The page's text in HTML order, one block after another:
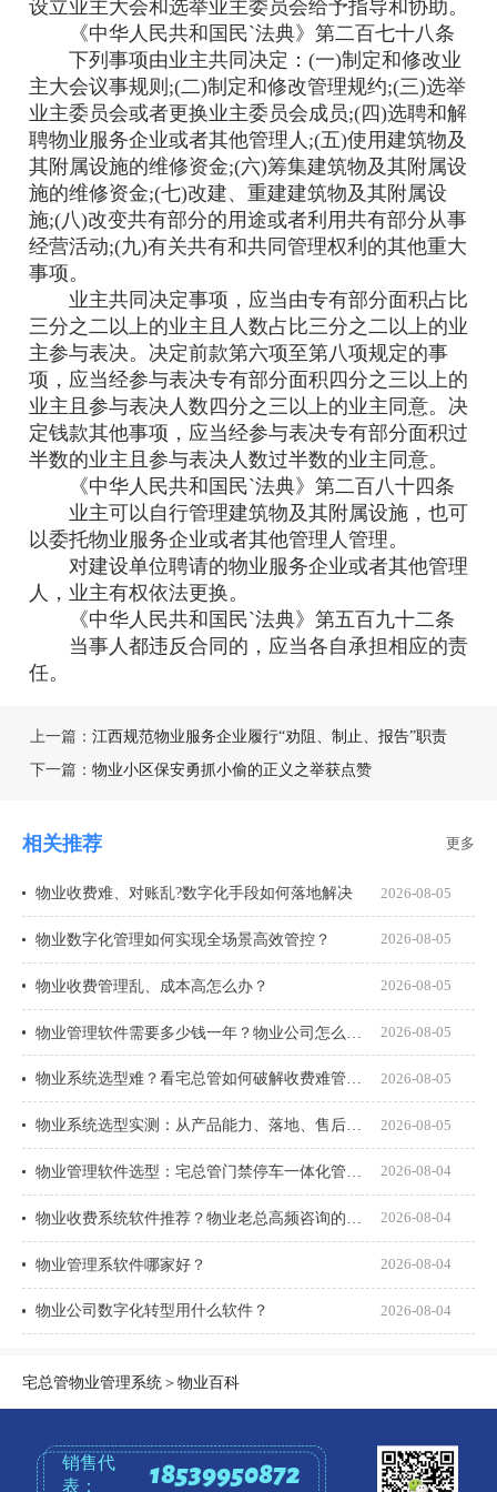
设立业主大会和选举业主委员会给予指导和协助。
《中华人民共和国民`法典》第二百七十八条
下列事项由业主共同决定：(一)制定和修改业
主大会议事规则;(二)制定和修改管理规约;(三)选举
业主委员会或者更换业主委员会成员;(四)选聘和解
聘物业服务企业或者其他管理人;(五)使用建筑物及
其附属设施的维修资金;(六)筹集建筑物及其附属设
施的维修资金;(七)改建、重建建筑物及其附属设
施;(八)改变共有部分的用途或者利用共有部分从事
经营活动;(九)有关共有和共同管理权利的其他重大
事项。
业主共同决定事项，应当由专有部分面积占比
三分之二以上的业主且人数占比三分之二以上的业
主参与表决。决定前款第六项至第八项规定的事
项，应当经参与表决专有部分面积四分之三以上的
业主且参与表决人数四分之三以上的业主同意。决
定钱款其他事项，应当经参与表决专有部分面积过
半数的业主且参与表决人数过半数的业主同意。
《中华人民共和国民`法典》第二百八十四条
业主可以自行管理建筑物及其附属设施，也可
以委托物业服务企业或者其他管理人管理。
对建设单位聘请的物业服务企业或者其他管理
人，业主有权依法更换。
《中华人民共和国民`法典》第五百九十二条
当事人都违反合同的，应当各自承担相应的责
任。
上一篇： 江西规范物业服务企业履行“劝阻、制止、报告”职责
下一篇： 物业小区保安勇抓小偷的正义之举获点赞
相关推荐 更多
物业收费难、对账乱?数字化手段如何落地解决 2026-08-05
物业数字化管理如何实现全场景高效管控？ 2026-08-05
物业收费管理乱、成本高怎么办？ 2026-08-05
2026-08-05
物业系统选型难？看宅总管如何破解收费难管理乱 2026-08-05
2026-08-05
2026-08-04
2026-08-04
物业管理系软件哪家好？ 2026-08-04
物业公司数字化转型用什么软件？ 2026-08-04
宅总管物业管理系统＞物业百科
销售代
表：
18539950872